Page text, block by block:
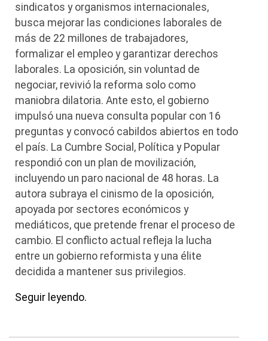
sindicatos y organismos internacionales,
busca mejorar las condiciones laborales de
más de 22 millones de trabajadores,
formalizar el empleo y garantizar derechos
laborales. La oposición, sin voluntad de
negociar, revivió la reforma solo como
maniobra dilatoria. Ante esto, el gobierno
impulsó una nueva consulta popular con 16
preguntas y convocó cabildos abiertos en todo
el país. La Cumbre Social, Política y Popular
respondió con un plan de movilización,
incluyendo un paro nacional de 48 horas. La
autora subraya el cinismo de la oposición,
apoyada por sectores económicos y
mediáticos, que pretende frenar el proceso de
cambio. El conflicto actual refleja la lucha
entre un gobierno reformista y una élite
decidida a mantener sus privilegios.
Seguir leyendo.